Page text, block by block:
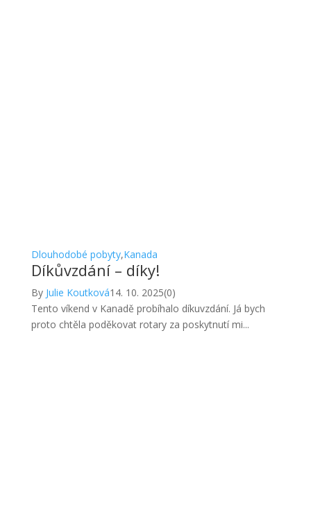
Dlouhodobé pobyty,Kanada
Díkůvzdání – díky!
By Julie Koutková14. 10. 2025(0)
Tento víkend v Kanadě probíhalo díkuvzdání. Já bych
proto chtěla poděkovat rotary za poskytnutí mi...